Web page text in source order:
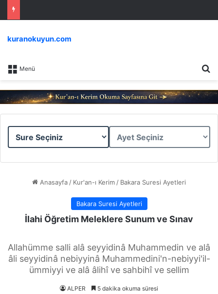
Menü
kuranokuyun.com
Sure
Ayet
Anasayfa / Kur'an-ı Kerim / Bakara Suresi Ayetleri
Bakara Suresi Ayetleri
İlahi Öğretim Meleklere Sunum ve Sınav
Allahümme salli alâ seyyidinâ Muhammedin ve alâ
âli seyyidinâ nebiyyinâ Muhammedini'n-nebiyyi'il-
ümmiyyi ve alâ âlihî ve sahbihî ve sellim
ALPER 5 dakika okuma süresi